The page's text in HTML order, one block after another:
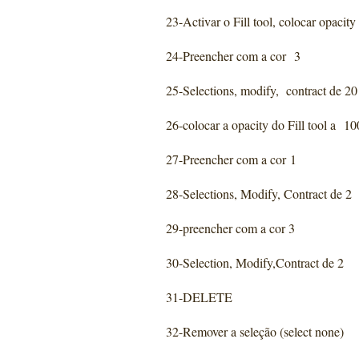
23-Activar o Fill tool, colocar
24-Preencher com a cor 3
25-Selections, modify, contract de 20
26-colocar a opacity do Fill tool a
27-Preencher com a cor 1
28-Selections, Modify, Contract de 2
29-preencher com a cor 3
30-Selection, Modify,Contract de 2
31-DELETE
32-Remover a seleção (select none)